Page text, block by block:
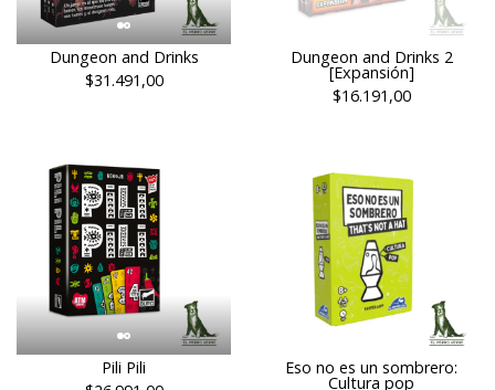
Dungeon and Drinks
$31.491,00
Dungeon and Drinks 2
[Expansión]
$16.191,00
Pili Pili
Eso no es un sombrero:
Cultura pop